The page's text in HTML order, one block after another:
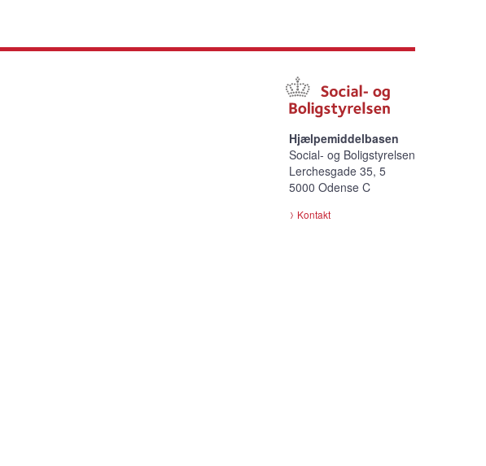
Hjælpemiddelbasen
Social- og Boligstyrelsen
Lerchesgade 35, 5
5000 Odense C
Kontakt